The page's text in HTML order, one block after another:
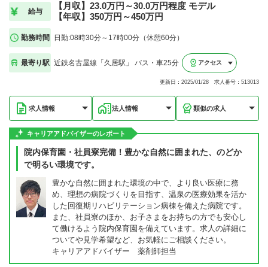
給与
【月収】23.0万円～30.0万円程度 モデル
【年収】350万円～450万円
勤務時間 日勤:08時30分～17時00分（休憩60分）
最寄り駅 近鉄名古屋線「久居駅」 バス・車25分 アクセス
更新日：2025/01/28 求人番号：513013
求人情報 法人情報 類似の求人
キャリアアドバイザーのレポート
院内保育園・社員寮完備！豊かな自然に囲まれた、のどか
で明るい環境です。
豊かな自然に囲まれた環境の中で、より良い医療に務
め、理想の病院づくりを目指す、温泉の医療効果を活か
した回復期リハビリテーション病棟を備えた病院です。
また、社員寮のほか、お子さまをお持ちの方でも安心し
て働けるよう院内保育園を備えています。求人の詳細に
ついてや見学希望など、お気軽にご相談ください。
キャリアアドバイザー 薬剤師担当